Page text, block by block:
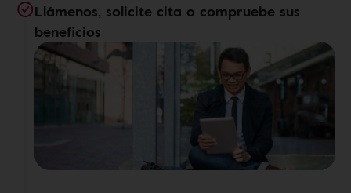
Llámenos, solicite cita o compruebe sus
beneficios